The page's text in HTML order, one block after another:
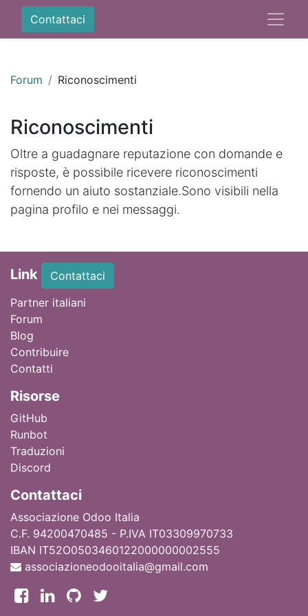
Contattaci
Forum Riconoscimenti
Riconoscimenti
Oltre a guadagnare reputazione con domande e
risposte, è possibile ricevere riconoscimenti
fornendo un aiuto sostanziale.Sono visibili nella
pagina profilo e nei messaggi.
Link
Contattaci
Partner italiani
Forum
Blog
Contribuire
Contatti
Risorse
GitHub
Runbot
Traduzioni
Discord
Contattaci
Associazione Odoo Italia
C.F. 94200470485 - P.IVA IT03309970733
IBAN IT52O0503460122000000002555
associazioneodooitalia@gmail.com